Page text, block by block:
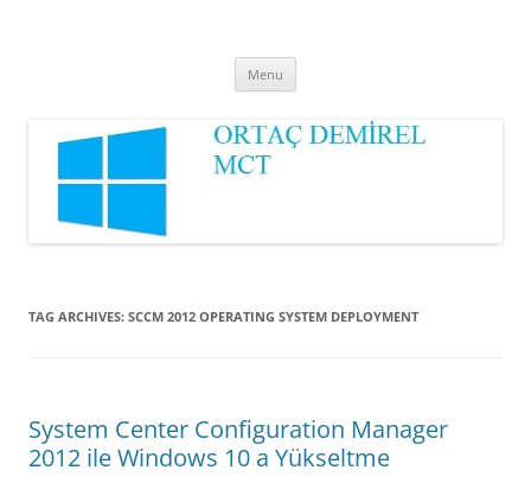
Menu
TAG ARCHIVES: SCCM 2012 OPERATING SYSTEM DEPLOYMENT
System Center Configuration Manager
2012 ile Windows 10 a Yükseltme